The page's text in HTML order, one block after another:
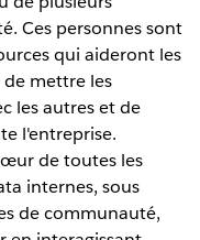
Ces personnes sont
qui aideront les
mettre les
les autres et de
l'entreprise.
de toutes les
internes, sous
de communauté,